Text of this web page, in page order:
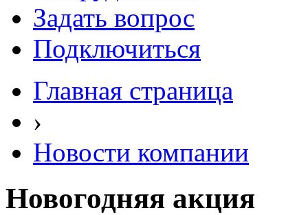
Задать вопрос
Подключиться
Главная страница
›
Новости компании
Новогодняя акция